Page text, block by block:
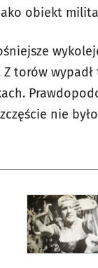
obiekt
torów
nie
otworzy się